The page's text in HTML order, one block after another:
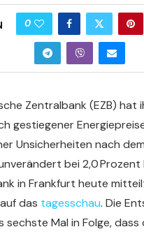
0
Zentralbank (EZB) hat
gestiegener
Unsicherheiten nach
bei 2,0 Prozent
in Frankfurt heute
das tagesschau. Die
sechste Mal in Folge, dass